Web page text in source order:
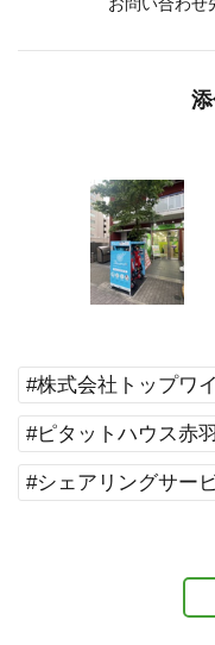
お問い合わせ
#株式会社トップワ
#ピタットハウス赤羽
#シェアリングサー